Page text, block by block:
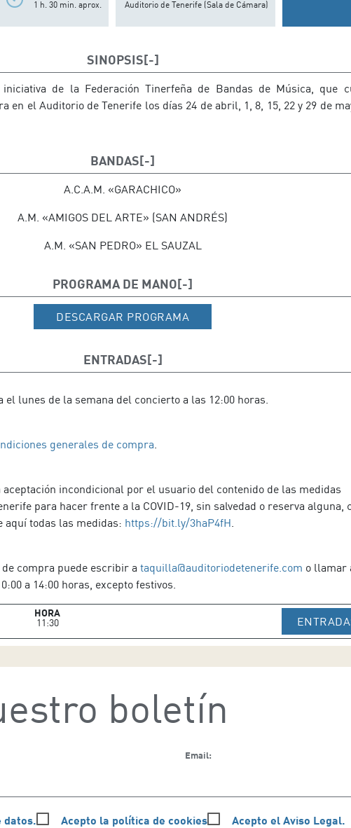
1 h. 30 min. aprox.
Auditorio de Tenerife (Sala de Cámara)
SINOPSIS
de la Federación Tinerfeña de Bandas de Música, que
en el Auditorio de Tenerife los días 24 de abril, 1, 8, 15, 22 y 29 de
BANDAS
A.C.A.M. «GARACHICO»
A.M. «AMIGOS DEL ARTE» (SAN ANDRÉS)
A.M. «SAN PEDRO» EL SAUZAL
PROGRAMA DE MANO
DESCARGAR PROGRAMA
ENTRADAS
el lunes de la semana del concierto a las 12:00 horas.
generales de compra.
incondicional por el usuario del contenido de las medidas
para hacer frente a la COVID-19, sin salvedad o reserva alguna,
todas las medidas: https://bit.ly/3haP4fH.
compra puede escribir a taquilla@auditoriodetenerife.com o llamar
a 14:00 horas, excepto festivos.
HORA
11:30
boletín
Email:
datos. Acepto la política de cookies Acepto el Aviso Legal.